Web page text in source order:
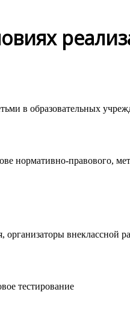
в образовательных
нормативно-правового,
организаторы внеклассной
тестирование